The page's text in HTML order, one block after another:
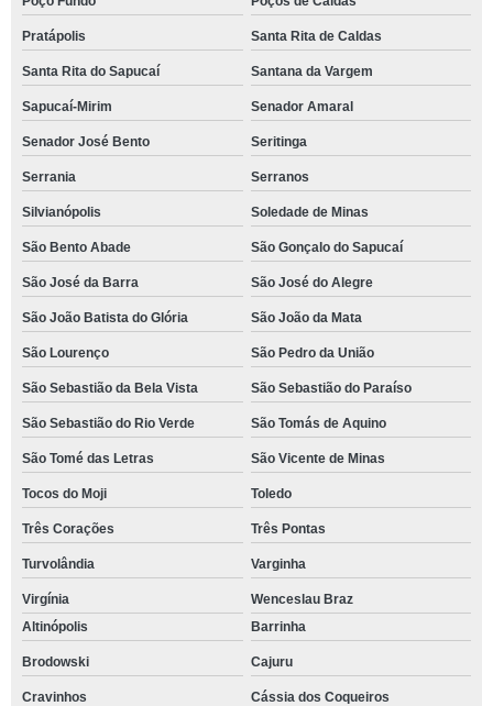
Pratápolis Santa Rita de Caldas
Santa Rita do Sapucaí Santana da Vargem
Sapucaí-Mirim Senador Amaral
Senador José Bento Seritinga
Serrania Serranos
Silvianópolis Soledade de Minas
São Bento Abade São Gonçalo do Sapucaí
São José da Barra São José do Alegre
São João Batista do Glória São João da Mata
São Lourenço São Pedro da União
São Sebastião da Bela Vista São Sebastião do Paraíso
São Sebastião do Rio Verde São Tomás de Aquino
São Tomé das Letras São Vicente de Minas
Tocos do Moji Toledo
Três Corações Três Pontas
Turvolândia Varginha
Virgínia
Wenceslau Braz
Altinópolis
Barrinha
Brodowski Cajuru
Cravinhos Cássia dos Coqueiros